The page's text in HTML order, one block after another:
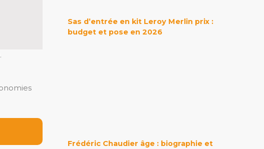
.
Sas d’entrée en kit Leroy Merlin prix :
budget et pose en 2026
Frédéric Chaudier âge : biographie et